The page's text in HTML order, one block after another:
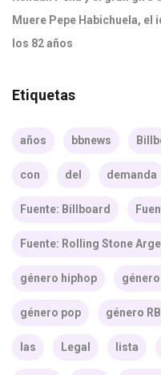
Muere Pepe Habichuela,
los 82 años
Etiquetas
años bbnews
con del demanda
Fuente: Billboard
Fuente: Rolling Stone
género hiphop
género pop género RB
las Legal lista